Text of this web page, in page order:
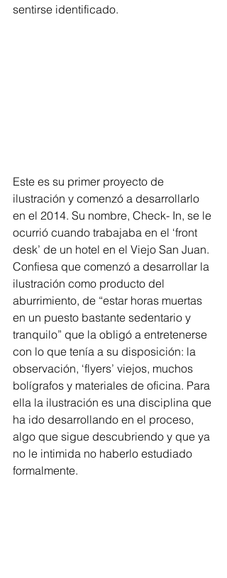
sentirse identificado.
Este es su primer proyecto de
ilustración y comenzó a desarrollarlo
en el 2014. Su nombre, Check- In, se le
ocurrió cuando trabajaba en el ‘front
desk’ de un hotel en el Viejo San Juan.
Confiesa que comenzó a desarrollar la
ilustración como producto del
aburrimiento, de “estar horas muertas
en un puesto bastante sedentario y
tranquilo” que la obligó a entretenerse
con lo que tenía a su disposición: la
observación, ‘flyers’ viejos, muchos
bolígrafos y materiales de oficina. Para
ella la ilustración es una disciplina que
ha ido desarrollando en el proceso,
algo que sigue descubriendo y que ya
no le intimida no haberlo estudiado
formalmente.